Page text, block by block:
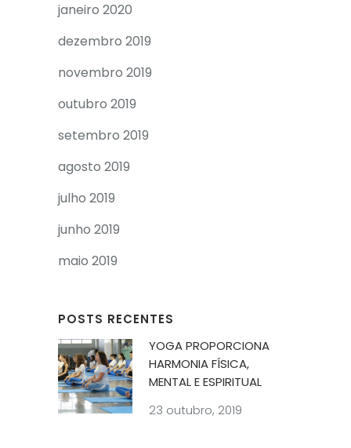
janeiro 2020
dezembro 2019
novembro 2019
outubro 2019
setembro 2019
agosto 2019
julho 2019
junho 2019
maio 2019
POSTS RECENTES
YOGA PROPORCIONA
HARMONIA FÍSICA,
MENTAL E ESPIRITUAL
23 outubro, 2019